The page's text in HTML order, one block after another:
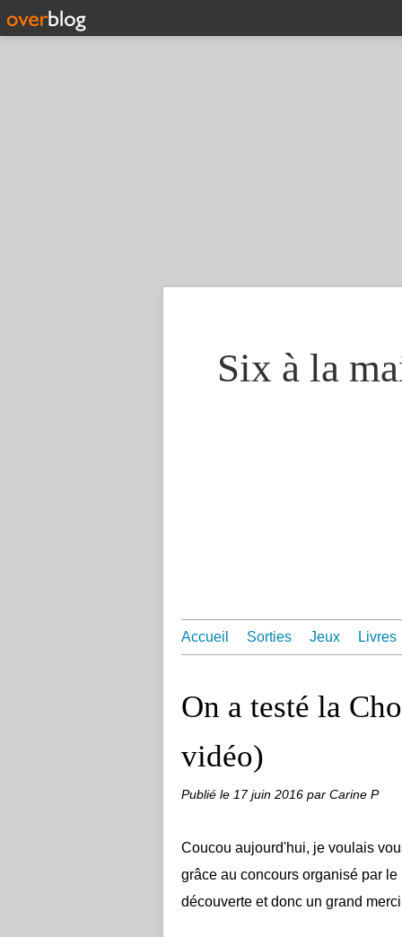
Six à la
Accueil Sorties Jeux Livres
On a testé la
vidéo)
Publié le 17 juin 2016 par Carine P
Coucou aujourd'hui, je voulais
grâce au concours organisé par le
découverte et donc un grand